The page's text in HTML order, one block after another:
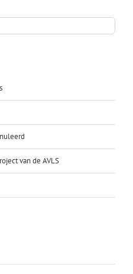
van de AVLS